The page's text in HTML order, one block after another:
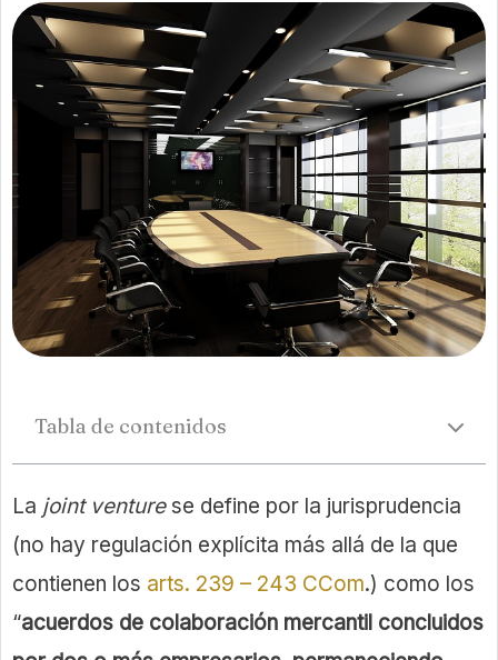
Tabla de contenidos
La joint venturese define por la jurisprudencia
(no hay regulación explícita más allá de la que
contienen los arts. 239 – 243 CCom.) como los
“acuerdos de colaboración mercantil concluidos